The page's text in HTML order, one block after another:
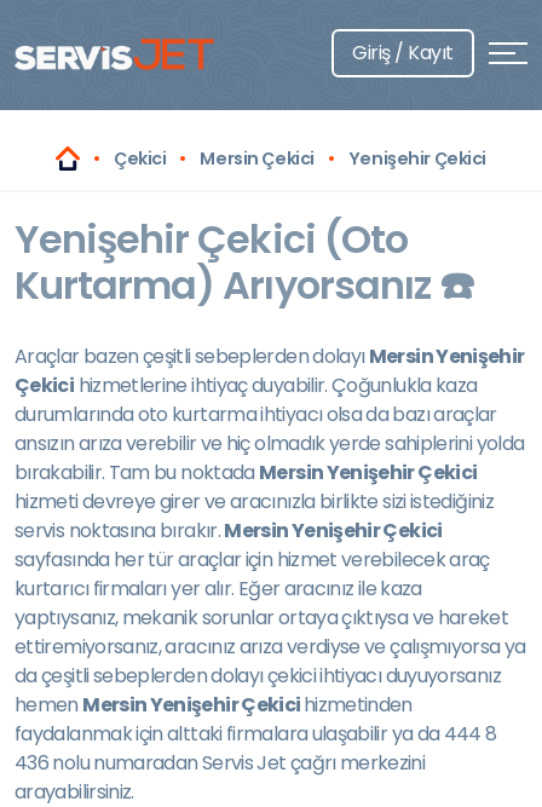
Giriş / Kayıt
Çekici Mersin Çekici Yenişehir Çekici
Yenişehir Çekici (Oto
Kurtarma) Arıyorsanız ☎️
Araçlar bazen çeşitli sebeplerden dolayıMersin Yenişehir
Çekici hizmetlerine ihtiyaç duyabilir. Çoğunlukla kaza
durumlarında oto kurtarma ihtiyacı olsa da bazı araçlar
ansızın arıza verebilir ve hiç olmadık yerde sahiplerini yolda
bırakabilir. Tam bu noktada Mersin Yenişehir Çekici
hizmeti devreye girer ve aracınızla birlikte sizi istediğiniz
servis noktasına bırakır.Mersin Yenişehir Çekici
sayfasında her tür araçlar için hizmet verebilecek araç
kurtarıcı firmaları yer alır. Eğer aracınız ile kaza
yaptıysanız, mekanik sorunlar ortaya çıktıysa ve hareket
ettiremiyorsanız, aracınız arıza verdiyse ve çalışmıyorsa ya
da çeşitli sebeplerden dolayı çekici ihtiyacı duyuyorsanız
hemen Mersin Yenişehir Çekicihizmetinden
faydalanmak için alttaki firmalara ulaşabilir ya da 444 8
436 nolu numaradan Servis Jet çağrı merkezini
arayabilirsiniz.